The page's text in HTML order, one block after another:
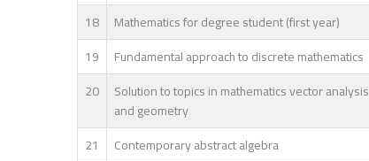
18
Mathematics for degree student (first year)
19
Fundamental approach to discrete mathematics
20
Solution to topics in mathematics vector analysis
and geometry
21 Contemporary abstract algebra